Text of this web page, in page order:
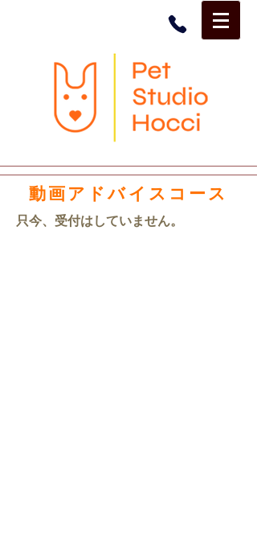
動画アドバイスコース
只今、受付はしていません。